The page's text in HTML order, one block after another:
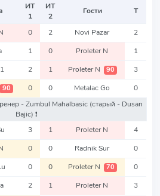
ИТ
1
ИТ
2
Гости Т
0 2 Novi Pazar 2
1 0 Proleter N 1
2 1 Proleter N 90 3
90 0 0 Metalac Go
0
- Zumbul Mahalbasic (старый - Dusan
Bajic) ❗️
3 1 Proleter N 4
0 0 Radnik Sur 0
0 0 Proleter N 70 0
2 1 Proleter N 3